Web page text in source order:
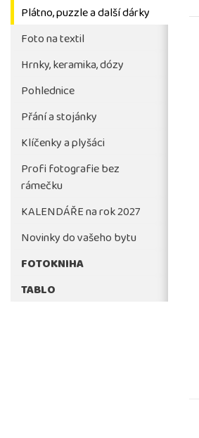
fotografie bude aktivni až
po vyúčtování objednávky
školy
Plátno, puzzle a další dárky
Foto na textil
Hrnky, keramika, dózy
Pohlednice
Přání a stojánky
Klíčenky a plyšáci
Profi fotografie bez
rámečku
KALENDÁŘE na rok 2027
Novinky do vašeho bytu
FOTOKNIHA
TABLO